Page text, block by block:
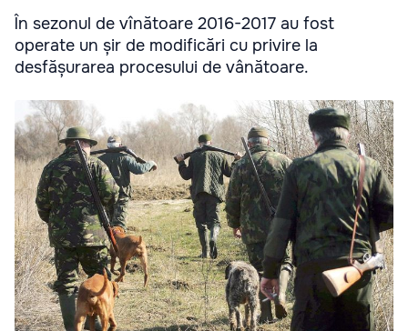
În sezonul de vînătoare 2016-2017 au fost
operate un șir de modificări cu privire la
desfășurarea procesului de vânătoare.